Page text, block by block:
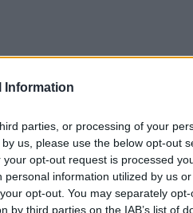
Information
parties, or processing of your
us, please use the below opt-out
opt-out request is processed
information utilized by us
opt-out. You may separately
by third parties on the IAB’s list of
βέβαια, αρκεί να
γιόρτασε την Ημέρα